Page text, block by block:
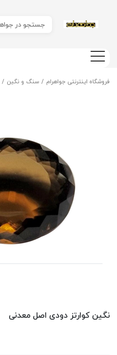
فروشگاه اینترنتی جواهرام سنگ و نگین
نگین کوارتز دودی اصل معدنی